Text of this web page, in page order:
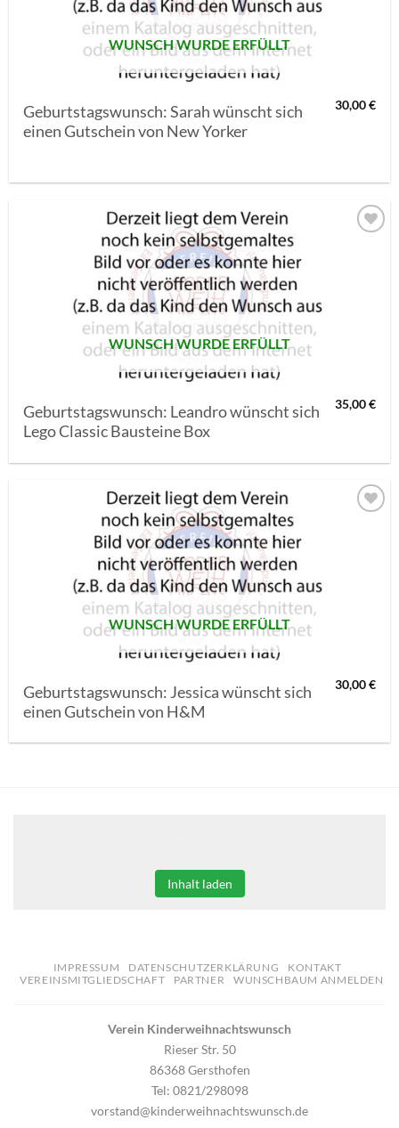
WUNSCH WURDE ERFÜLLT
Geburtstagswunsch: Sarah wünscht sich
einen Gutschein von New Yorker
30,00€
WUNSCH WURDE ERFÜLLT
Geburtstagswunsch: Leandro wünscht sich
Lego Classic Bausteine Box
35,00€
WUNSCH WURDE ERFÜLLT
Geburtstagswunsch: Jessica wünscht sich
einen Gutschein von H&M
30,00€
Inhalt laden
IMPRESSUM DATENSCHUTZERKLÄRUNG
KONTAKT
VEREINSMITGLIEDSCHAFT
PARTNER WUNSCHBAUM ANMELDEN
Verein Kinderweihnachtswunsch
Rieser Str. 50
86368 Gersthofen
Tel: 0821/298098
vorstand@kinderweihnachtswunsch.de